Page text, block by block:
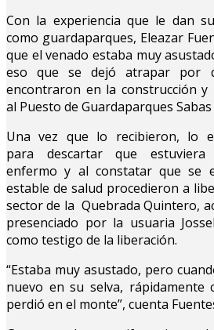
Con la experiencia que le dan
como guardaparques, Eleazar
que el venado estaba muy
eso que se dejó atrapar por
encontraron en la construcción y
al Puesto de Guardaparques Sabas
Una vez que lo recibieron, lo
para descartar que
enfermo y al constatar que se
estable de salud procedieron a
sector de la Quebrada Quintero,
presenciado por la usuaria
como testigo de la liberación.
“Estaba muy asustado, pero
nuevo en su selva, rápidamente
perdió en el monte”, cuenta